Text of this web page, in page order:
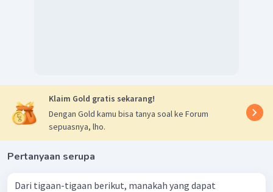
Klaim Gold gratis sekarang!
Dengan Gold kamu bisa tanya soal ke Forum
sepuasnya, lho.
Pertanyaan serupa
Dari tigaan-tigaan berikut, manakah yang dapat